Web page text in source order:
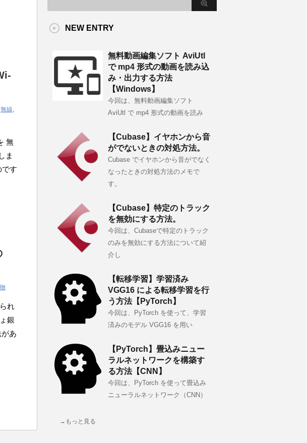
無線,
無
ま
す
れ
銀
あ
NEW ENTRY
無料動画編集ソフト AviUtl
で mp4 形式の動画を読み込
み・出力する方法
【Windows】
今回は、無料動画編集ソフト
AviUtl で mp4 形式の動画を読み
【Cubase】イヤホンから音
がでないときの対処方法。
Cubase でイヤホンから音がでなく
なったときの対処方法のメモで
す。
【Cubase】特定のトラック
を無効にする方法。
今回は、Cubaseで特定のトラック
のみを無効にする方法について紹
介し
【転移学習】学習済み
VGG16 による転移学習を行
う方法【PyTorch】
今回は、PyTorch を使って、学習
済みのモデル VGG16 を用い
【PyTorch】畳込みニュー
ラルネットワークを構築す
る方法【CNN】
今回は、PyTorch を使って畳込み
ニューラルネットワーク（CNN）
→もっと見る